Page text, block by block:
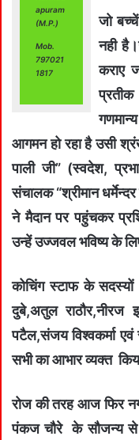
apuram
(M.P.)
Mob.
797021
1817
जो
नही
कराए
आगमन हो रहा है उसी
पाली जी” (स्वदेश,
संचालक “श्रीमान
ने मैदान पर पहुंचकर
उन्हें उज्जवल भविष्य के
कोचिंग स्टाफ के सदस्यों
दुबे,अतुल राठौर,नीरज
पटैल,संजय विश्वकर्मा
सभी का आभार व्यक्त
रोज की तरह आज फिर
पंकज चौरे के सौजन्य से